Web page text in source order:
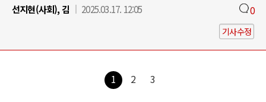
선지현(사회), 김
2025.03.17. 12:05 0
기사수정
1 2 3